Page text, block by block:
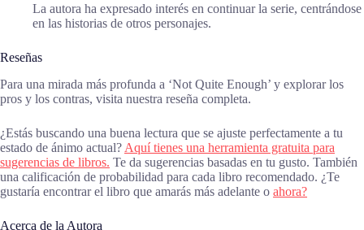
La autora ha expresado interés en continuar la serie, centrándose
en las historias de otros personajes.
Reseñas
Para una mirada más profunda a ‘Not Quite Enough’ y explorar los
pros y los contras, visita nuestra reseña completa.
¿Estás buscando una buena lectura que se ajuste perfectamente a tu
estado de ánimo actual? Aquí tienes una herramienta gratuita para
sugerencias de libros. Te da sugerencias basadas en tu gusto. También
una calificación de probabilidad para cada libro recomendado. ¿Te
gustaría encontrar el libro que amarás más adelante o ahora?
Acerca de la Autora